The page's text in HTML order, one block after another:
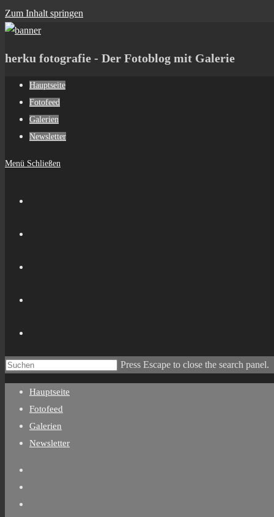
Zum Inhalt springen
herku fotografie - Der Fotoblog mit Galerie
Hauptseite
Fotofeed
Galerien
Newsletter
Menü Schließen
Press Escape to close the search panel.
Hauptseite
Fotofeed
Galerien
Newsletter